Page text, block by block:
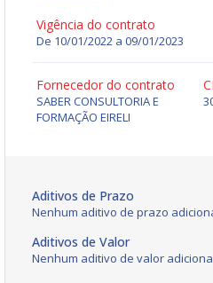
Vigência do contrato
De 10/01/2022 a 09/01/2023
Fornecedor do contrato
SABER CONSULTORIA E
FORMAÇÃO EIRELI
Aditivos de Prazo
Nenhum aditivo de prazo
Aditivos de Valor
Nenhum aditivo de valor